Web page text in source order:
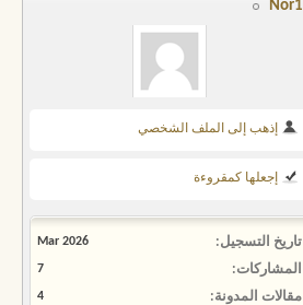
Nor1
إذهب إلى الملف الشخصي
إجعلها كمقروءة
تاريخ التسجيل Mar 2026
المشاركات 7
مقالات المدونة 4